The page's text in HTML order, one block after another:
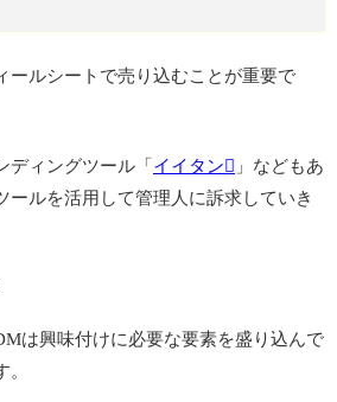
ールシートで売り込むことが重要で
ディングツール「 イイタン
」などもあ
ールを活用して管理人に訴求していき
は興味付けに必要な要素を盛り込んで